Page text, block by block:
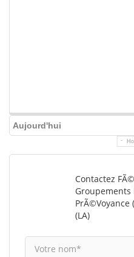
Aujourd'hui
Contactez
Groupements
PrÃ©voyance
(LA)